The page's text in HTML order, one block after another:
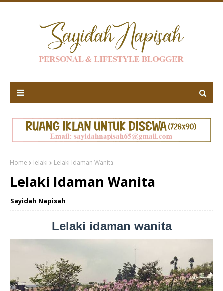
Home lelaki Lelaki Idaman Wanita
Lelaki Idaman Wanita
Sayidah Napisah
Lelaki idaman wanita